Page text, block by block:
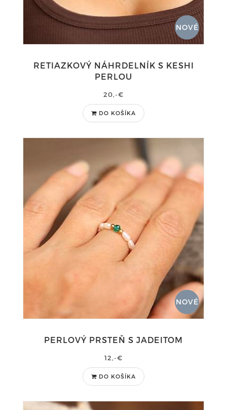
NOVÉ
RETIAZKOVÝ NÁHRDELNÍK S KESHI
PERLOU
20,-€
DO KOŠÍKA
NOVÉ
PERLOVÝ PRSTEŇ S JADEITOM
12,-€
DO KOŠÍKA